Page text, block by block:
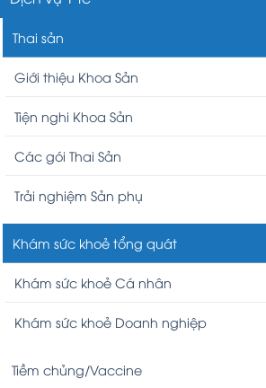
Thai sản
Giới thiệu Khoa Sản
Tiện nghi Khoa Sản
Các gói Thai Sản
Trải nghiệm Sản phụ
Khám sức khoẻ tổng quát
Khám sức khoẻ Cá nhân
Khám sức khoẻ Doanh nghiệp
Tiềm chủng/Vaccine